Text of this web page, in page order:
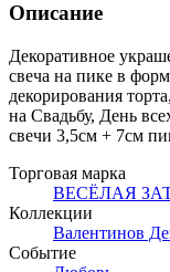
Описание
Декоративное
свеча на пике в
декорирования
на Свадьбу, День
свечи 3,5см + 7см
Торговая марка
ВЕСЁЛАЯ
Коллекции
Валентинов
Событие